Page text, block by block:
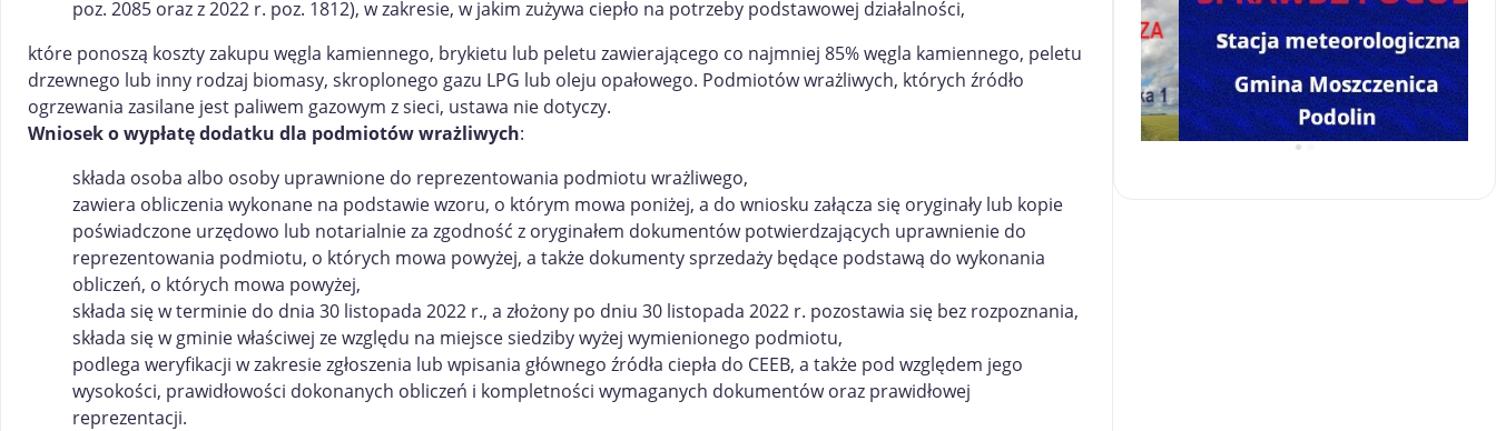
poz. 2085 oraz z 2022 r. poz. 1812), w zakresie, w jakim zużywa ciepło na potrzeby podstawowej działalności,
które ponoszą koszty zakupu węgla kamiennego, brykietu lub peletu zawierającego co najmniej 85% węgla kamiennego, peletu
drzewnego lub inny rodzaj biomasy, skroplonego gazu LPG lub oleju opałowego. Podmiotów wrażliwych, których źródło
ogrzewania zasilane jest paliwem gazowym z sieci, ustawa nie dotyczy.
Wniosek o wypłatę dodatku dla podmiotów wrażliwych:
składa osoba albo osoby uprawnione do reprezentowania podmiotu wrażliwego,
zawiera obliczenia wykonane na podstawie wzoru, o którym mowa poniżej, a do wniosku załącza się oryginały lub kopie
poświadczone urzędowo lub notarialnie za zgodność z oryginałem dokumentów potwierdzających uprawnienie do
reprezentowania podmiotu, o których mowa powyżej, a także dokumenty sprzedaży będące podstawą do wykonania
obliczeń, o których mowa powyżej,
składa się w terminie do dnia 30 listopada 2022 r., a złożony po dniu 30 listopada 2022 r. pozostawia się bez rozpoznania,
składa się w gminie właściwej ze względu na miejsce siedziby wyżej wymienionego podmiotu,
podlega weryfikacji w zakresie zgłoszenia lub wpisania głównego źródła ciepła do CEEB, a także pod względem jego
wysokości, prawidłowości dokonanych obliczeń i kompletności wymaganych dokumentów oraz prawidłowej
reprezentacji.